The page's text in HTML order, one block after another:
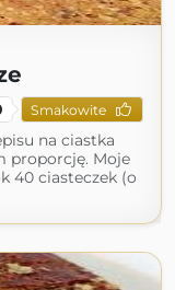
Smakowite
na ciastka
proporcję. Moje
40 ciasteczek (o